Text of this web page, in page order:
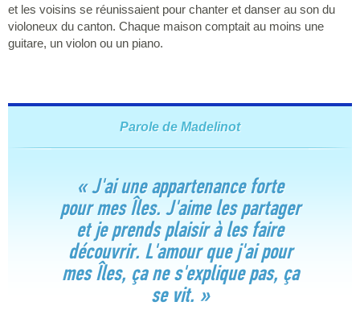
et les voisins se réunissaient pour chanter et danser au son du
violoneux du canton. Chaque maison comptait au moins une
guitare, un violon ou un piano.
Parole de Madelinot
« J'ai une appartenance forte
pour mes Îles. J'aime les partager
et je prends plaisir à les faire
découvrir. L'amour que j'ai pour
mes Îles, ça ne s'explique pas, ça
se vit. »